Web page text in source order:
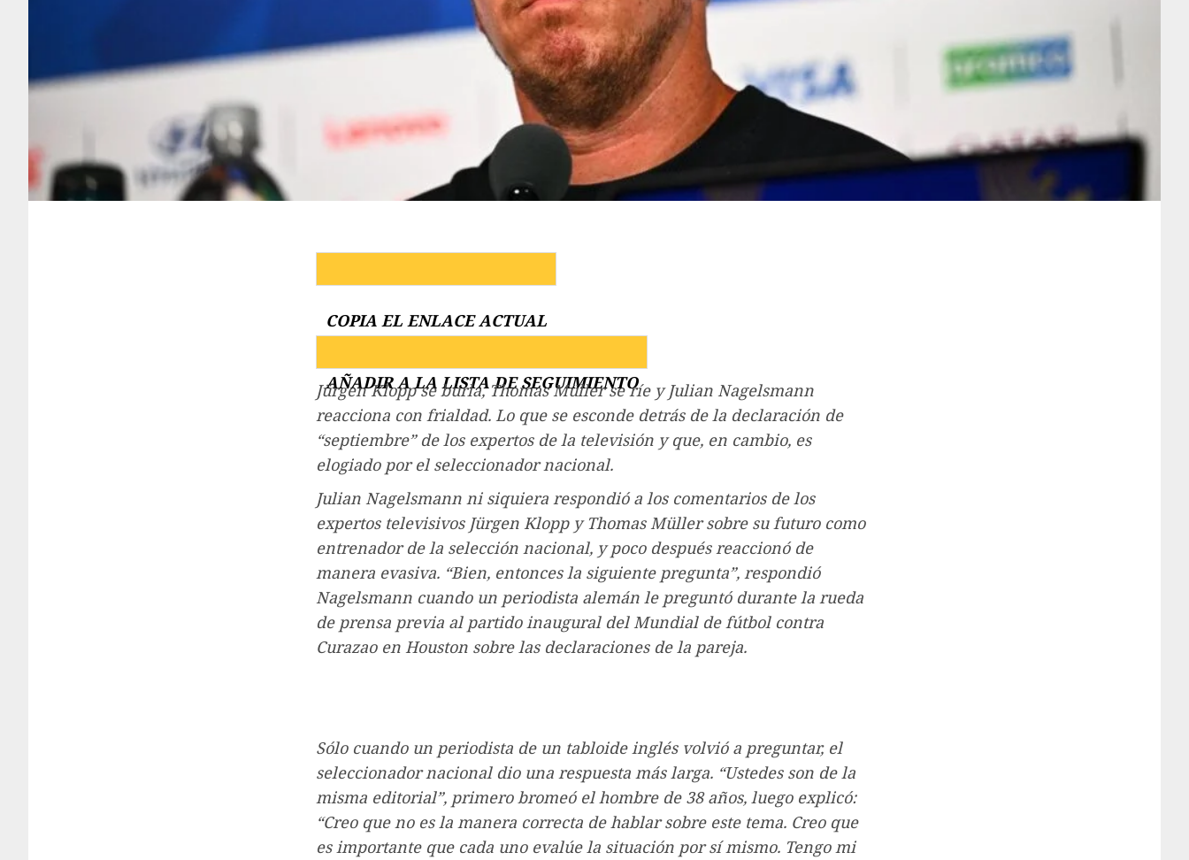
COPIA EL ENLACE ACTUAL
AÑADIR A LA LISTA DE SEGUIMIENTO
Jürgen Klopp se burla, Thomas Müller se ríe y Julian Nagelsmann
reacciona con frialdad. Lo que se esconde detrás de la declaración de
“septiembre” de los expertos de la televisión y que, en cambio, es
elogiado por el seleccionador nacional.
Julian Nagelsmann ni siquiera respondió a los comentarios de los
expertos televisivos Jürgen Klopp y Thomas Müller sobre su futuro como
entrenador de la selección nacional, y poco después reaccionó de
manera evasiva. “Bien, entonces la siguiente pregunta”, respondió
Nagelsmann cuando un periodista alemán le preguntó durante la rueda
de prensa previa al partido inaugural del Mundial de fútbol contra
Curazao en Houston sobre las declaraciones de la pareja.
Sólo cuando un periodista de un tabloide inglés volvió a preguntar, el
seleccionador nacional dio una respuesta más larga. “Ustedes son de la
misma editorial”, primero bromeó el hombre de 38 años, luego explicó:
“Creo que no es la manera correcta de hablar sobre este tema. Creo que
es importante que cada uno evalúe la situación por sí mismo. Tengo mi